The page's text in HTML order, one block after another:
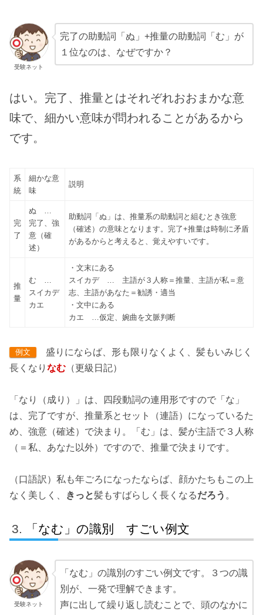
受験ネット
完了の助動詞「ぬ」+推量の助動詞「む」が
１位なのは、なぜですか？
はい。完了、推量とはそれぞれおおまかな意
味で、細かい意味が問われることがあるから
です。
系
統
細かな意
味
説明
完
了
ぬ …
完了、強
意（確
述）
助動詞「ぬ」は、推量系の助動詞と組むとき強意
（確述）の意味となります。完了+推量は時制に矛盾
があるからと考えると、覚えやすいです。
推
量
む …
スイカデ
カエ
・文末にある
スイカデ … 主語が３人称＝推量、主語が私＝意
志、主語があなた＝勧誘・適当
・文中にある
カエ …仮定、婉曲を文脈判断
例文
盛りにならば、形も限りなくよく、髪もいみじく
長くなり なむ （更級日記）
「なり（成り）」は、四段動詞の連用形ですので「な」
は、完了ですが、推量系とセット（連語）になっているた
め、強意（確述）で決まり。「む」は、髪が主語で３人称
（＝私、あなた以外）ですので、推量で決まりです。
（口語訳）私も年ごろになったならば、顔かたちもこの上
なく美しく、
きっと髪もすばらしく長くなるだろう 。
「なむ」の識別 すごい例文
受験ネット
「なむ」の識別のすごい例文です。３つの識
別が、一発で理解できます。
声に出して繰り返し読むことで、頭のなかに